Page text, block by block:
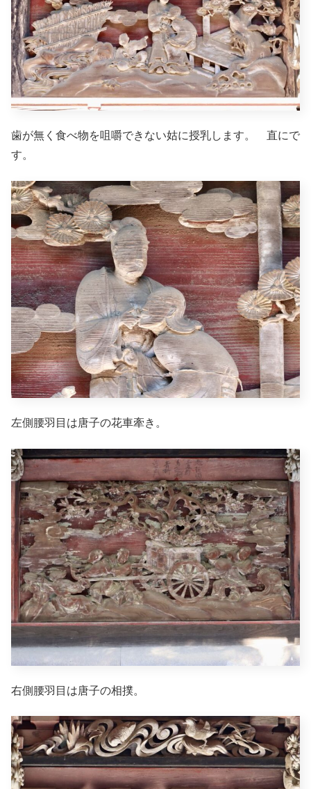
歯が無く食べ物を咀嚼できない姑に授乳します。 直にで
す。
左側腰羽目は唐子の花車牽き。
右側腰羽目は唐子の相撲。